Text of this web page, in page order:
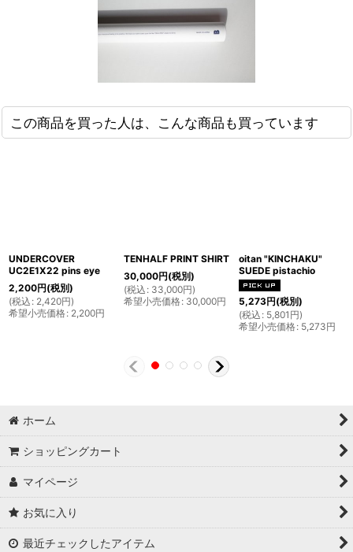
この商品を買った人は、こんな商品も買っています
UNDERCOVER
UC2E1X22 pins eye
2,200円(税別)
(税込 : 2,420円)
希望小売価格: 2,200円
TENHALF PRINT SHIRT
30,000円(税別)
(税込 : 33,000円)
希望小売価格: 30,000円
oitan "KINCHAKU"
SUEDE pistachio
5,273円(税別)
(税込 : 5,801 円)
希望小売価格: 5,273円
ホーム
ショッピングカート
マイページ
お気に入り
最近チェックしたアイテム